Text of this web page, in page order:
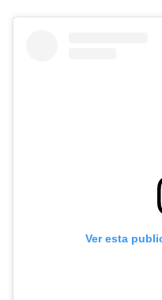
Ver esta